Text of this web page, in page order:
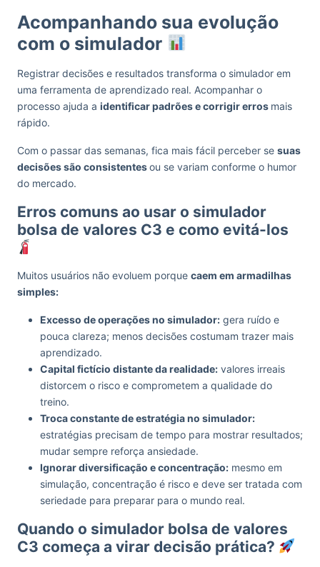
Acompanhando sua evolução
com o simulador
Registrar decisões e resultados transforma o simulador em
uma ferramenta de aprendizado real. Acompanhar o
processo ajuda a identificar padrões e corrigir erros mais
rápido.
Com o passar das semanas, fica mais fácil perceber se suas
decisões são consistentesou se variam conforme o humor
do mercado.
Erros comuns ao usar o simulador
bolsa de valores C3 e como evitá-los
Muitos usuários não evoluem porque caem em armadilhas
simples:
Excesso de operações no simulador: gera ruído e
pouca clareza; menos decisões costumam trazer mais
aprendizado.
Capital fictício distante da realidade: valores irreais
distorcem o risco e comprometem a qualidade do
treino.
Troca constante de estratégia no simulador:
estratégias precisam de tempo para mostrar resultados;
mudar sempre reforça ansiedade.
Ignorar diversificação e concentração: mesmo em
simulação, concentração é risco e deve ser tratada com
seriedade para preparar para o mundo real.
Quando o simulador bolsa de valores
C3 começa a virar decisão prática?